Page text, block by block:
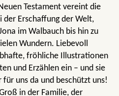
Testament vereint die
der Erschaffung der Welt,
im Walbauch bis hin zu
Wundern. Liebevoll
fröhliche Illustrationen
und Erzählen ein – und sie
uns da und beschützt uns!
in der Familie, der